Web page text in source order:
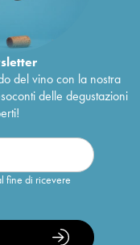
del vino con la nostra
delle degustazioni
fine di ricevere